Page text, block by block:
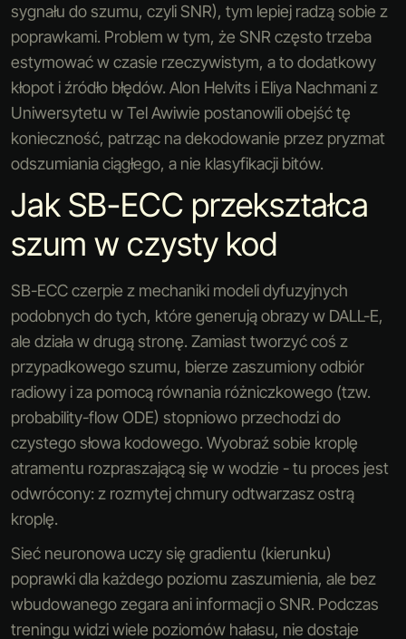
sygnału do szumu, czyli SNR), tym lepiej radzą sobie z
poprawkami. Problem w tym, że SNR często trzeba
estymować w czasie rzeczywistym, a to dodatkowy
kłopot i źródło błędów. Alon Helvits i Eliya Nachmani z
Uniwersytetu w Tel Awiwie postanowili obejść tę
konieczność, patrząc na dekodowanie przez pryzmat
odszumiania ciągłego, a nie klasyfikacji bitów.
Jak SB-ECC przekształca
szum w czysty kod
SB-ECC czerpie z mechaniki modeli dyfuzyjnych
podobnych do tych, które generują obrazy w DALL-E,
ale działa w drugą stronę. Zamiast tworzyć coś z
przypadkowego szumu, bierze zaszumiony odbiór
radiowy i za pomocą równania różniczkowego (tzw.
probability-flow ODE) stopniowo przechodzi do
czystego słowa kodowego. Wyobraź sobie kroplę
atramentu rozpraszającą się w wodzie - tu proces jest
odwrócony: z rozmytej chmury odtwarzasz ostrą
kroplę.
Sieć neuronowa uczy się gradientu (kierunku)
poprawki dla każdego poziomu zaszumienia, ale bez
wbudowanego zegara ani informacji o SNR. Podczas
treningu widzi wiele poziomów hałasu, nie dostaje